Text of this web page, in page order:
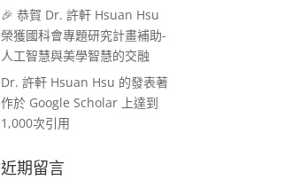
🎉 恭賀 Dr. 許軒 Hsuan Hsu
榮獲國科會專題研究計畫補助-
人工智慧與美學智慧的交融
Dr. 許軒 Hsuan Hsu 的發表著
作於 Google Scholar 上達到
1,000次引用
近期留言